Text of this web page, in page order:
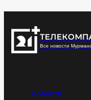
Все новости
Новости